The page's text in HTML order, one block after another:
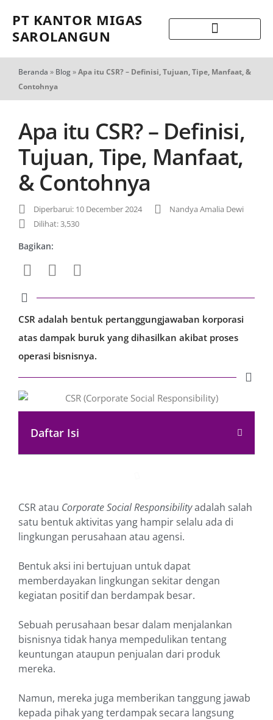
PT KANTOR MIGAS
SAROLANGUN
Beranda » Blog»Apa itu CSR? – Definisi, Tujuan, Tipe, Manfaat, &
Contohnya
Apa itu CSR? – Definisi,
Tujuan, Tipe, Manfaat,
& Contohnya
Diperbarui: 10 December 2024
Nandya Amalia Dewi
Dilihat: 3,530
Bagikan:
CSR adalah bentuk pertanggungjawaban korporasi
atas dampak buruk yang dihasilkan akibat proses
operasi bisnisnya.
Daftar Isi
CSR atau Corporate Social Responsibilityadalah salah
satu bentuk aktivitas yang hampir selalu ada di
lingkungan perusahaan atau agensi.
Bentuk aksi ini bertujuan untuk dapat
memberdayakan lingkungan sekitar dengan
kegiatan positif dan berdampak besar.
Sebuah perusahaan besar dalam menjalankan
bisnisnya tidak hanya mempedulikan tentang
keuntungan ataupun penjualan dari produk
mereka.
Namun, mereka juga memberikan tanggung jawab
kepada pihak yang terdampak secara langsung